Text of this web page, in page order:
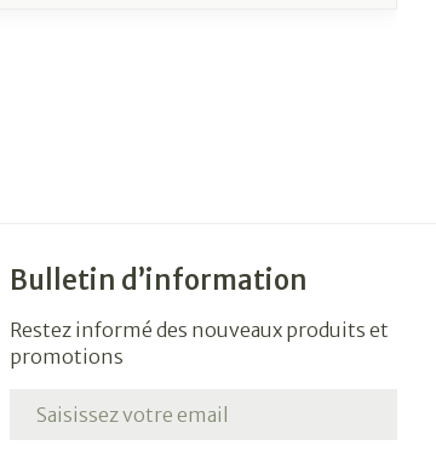
Bulletin d’information
Restez informé des nouveaux produits et
promotions
Adresse mail